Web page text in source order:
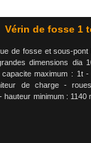
Vérin de fosse 1
de fosse et sous-
dimensions dia
capacite maximum : 1t
de charge -
hauteur minimum : 1140